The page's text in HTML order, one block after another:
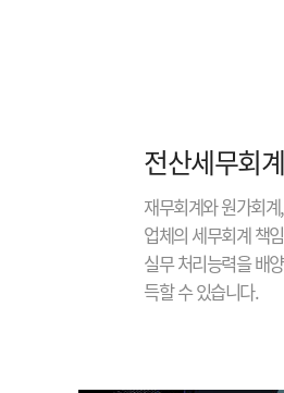
전산세무회계
재무회계와 원가회
업체의 세무회계 책
실무 처리능력을 배
득할 수 있습니다.